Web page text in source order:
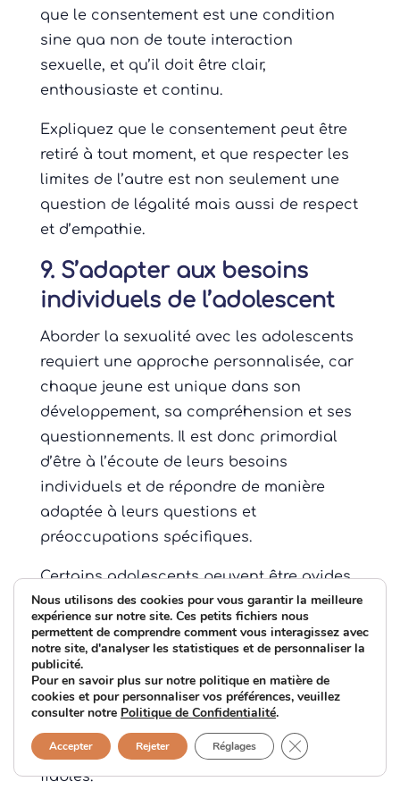
que le consentement est une condition
sine qua non de toute interaction
sexuelle, et qu’il doit être clair,
enthousiaste et continu.
Expliquez que le consentement peut être
retiré à tout moment, et que respecter les
limites de l’autre est non seulement une
question de légalité mais aussi de respect
et d’empathie.
9. S’adapter aux besoins
individuels de l’adolescent
Aborder la sexualité avec les adolescents
requiert une approche personnalisée, car
chaque jeune est unique dans son
développement, sa compréhension et ses
questionnements. Il est donc primordial
d’être à l’écoute de leurs besoins
individuels et de répondre de manière
adaptée à leurs questions et
préoccupations spécifiques.
Certains adolescents peuvent être avides
d’informations et poser des questions
détaillées, montrant ainsi un intérêt actif
pour comprendre les différents aspects de
la sexualité. Pour ces jeunes, il est
important de fournir des réponses
des faits scientifiques et des sources
fiables.
Nous utilisons des cookies pour vous garantir la meilleure
expérience sur notre site. Ces petits fichiers nous
permettent de comprendre comment vous interagissez avec
notre site, d'analyser les statistiques et de personnaliser la
publicité.
Pour en savoir plus sur notre politique en matière de
cookies et pour personnaliser vos préférences, veuillez
consulter notre Politique de Confidentialité.
Accepter Rejeter Réglages Fermer la